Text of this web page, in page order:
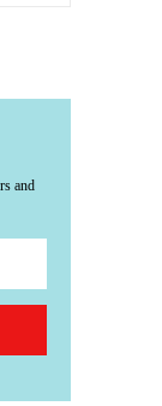
and